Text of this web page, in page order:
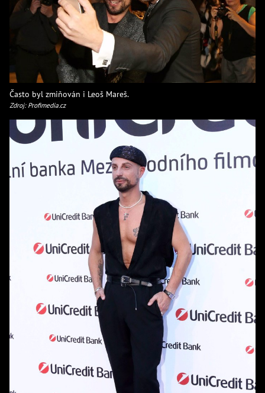
Často byl zmiňován i Leoš Mareš.
Zdroj: Profimedia.cz